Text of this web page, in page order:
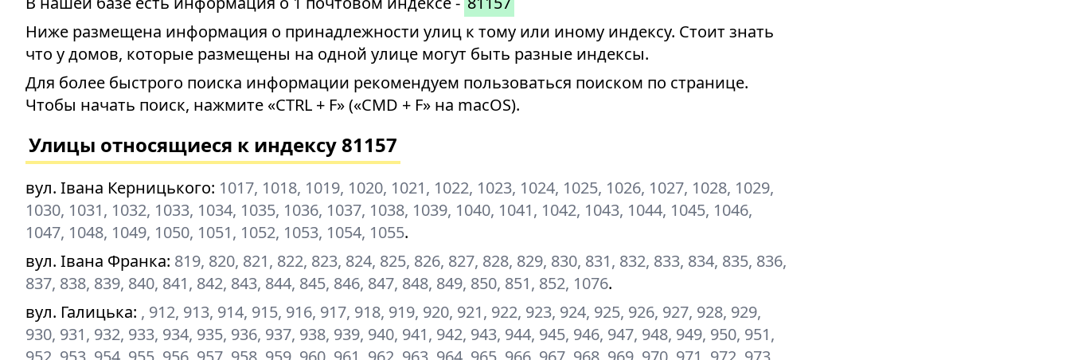
Ниже размещена информация о принадлежности улиц к тому или иному индексу. Стоит знать
что у домов, которые размещены на одной улице могут быть разные индексы.
Для более быстрого поиска информации рекомендуем пользоваться поиском по странице.
Чтобы начать поиск, нажмите «CTRL + F» («CMD + F» на macOS).
Улицы относящиеся к индексу 81157
вул. Івана Керницького: 1017, 1018, 1019, 1020, 1021, 1022, 1023, 1024, 1025, 1026, 1027, 1028, 1029,
1030, 1031, 1032, 1033, 1034, 1035, 1036, 1037, 1038, 1039, 1040, 1041, 1042, 1043, 1044, 1045, 1046,
1047, 1048, 1049, 1050, 1051, 1052, 1053, 1054, 1055.
вул. Івана Франка: 819, 820, 821, 822, 823, 824, 825, 826, 827, 828, 829, 830, 831, 832, 833, 834, 835, 836,
837, 838, 839, 840, 841, 842, 843, 844, 845, 846, 847, 848, 849, 850, 851, 852, 1076.
вул. Галицька: , 912, 913, 914, 915, 916, 917, 918, 919, 920, 921, 922, 923, 924, 925, 926, 927, 928, 929,
930, 931, 932, 933, 934, 935, 936, 937, 938, 939, 940, 941, 942, 943, 944, 945, 946, 947, 948, 949, 950, 951,